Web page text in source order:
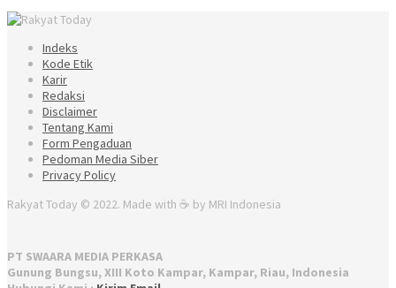
Indeks
Kode Etik
Karir
Redaksi
Disclaimer
Tentang Kami
Form Pengaduan
Pedoman Media Siber
Privacy Policy
Rakyat Today © 2022. Made with ☕ by MRI Indonesia
PT SWAARA MEDIA PERKASA
Gunung Bungsu, XIII Koto Kampar, Kampar, Riau, Indonesia